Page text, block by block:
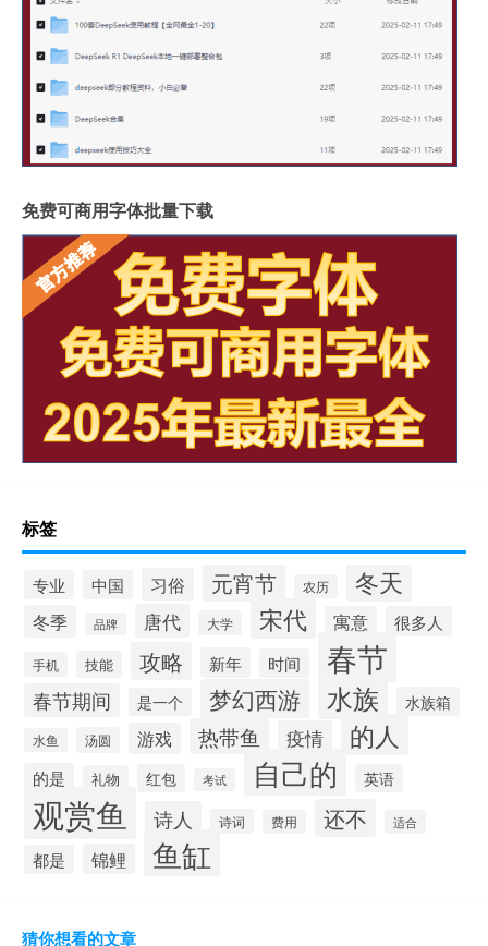
免费可商用字体批量下载
标签
专业 中国 习俗 元宵节 农历 冬天
冬季 品牌 唐代 大学 宋代 寓意 很多人
手机 技能 攻略 新年 时间 春节
春节期间 是一个 梦幻西游 水族 水族箱
水鱼 汤圆 游戏 热带鱼 疫情 的人
的是 礼物 红包 考试 自己的 英语
观赏鱼 诗人 诗词 费用 还不 适合
都是 锦鲤 鱼缸
猜你想看的文章